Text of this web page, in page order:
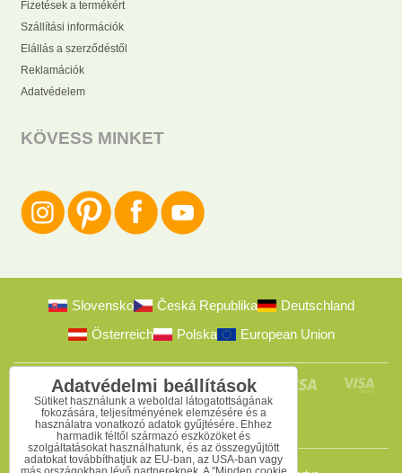
Fizetések a termékért
Szállítási információk
Elállás a szerződéstől
Reklamációk
Adatvédelem
KÖVESS MINKET
Slovensko Česká Republika
Deutschland
Österreich
Polska European Union
Adatvédelmi beállítások
Sütiket használunk a weboldal látogatottságának
fokozására, teljesítményének elemzésére és a
használatra vonatkozó adatok gyűjtésére. Ehhez
harmadik féltől származó eszközöket és
szolgáltatásokat használhatunk, és az összegyűjtött
adatokat továbbíthatjuk az EU-ban, az USA-ban vagy